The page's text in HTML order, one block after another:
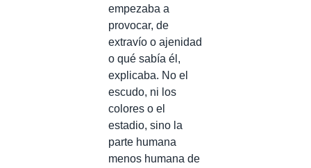
empezaba a
provocar, de
extravío o ajenidad
o qué sabía él,
explicaba. No el
escudo, ni los
colores o el
estadio, sino la
parte humana
menos humana de